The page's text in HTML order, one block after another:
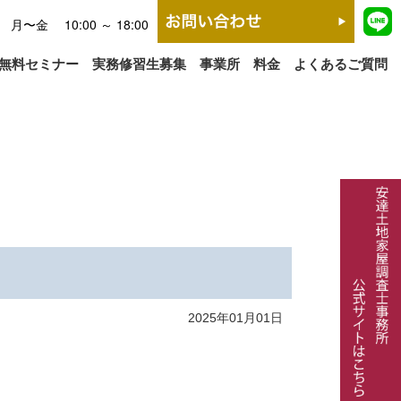
月〜金 10:00 ～ 18:00
料セミナー 実務修習生募集 事業所 料金 よくあるご質問
2025年01月01日